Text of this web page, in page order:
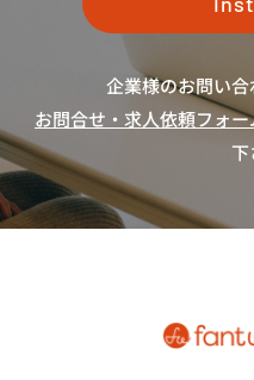
企業様のお問い
お問合せ・求人依頼フォー
下